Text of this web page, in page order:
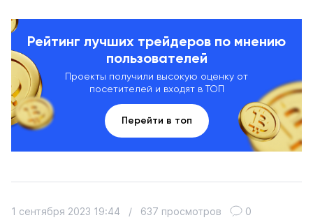
Рейтинг лучших трейдеров по мнению
пользователей
Проекты получили высокую оценку от
посетителей и входят в ТОП
Перейти в топ
1 сентября 2023 19:44 / 637 просмотров 0